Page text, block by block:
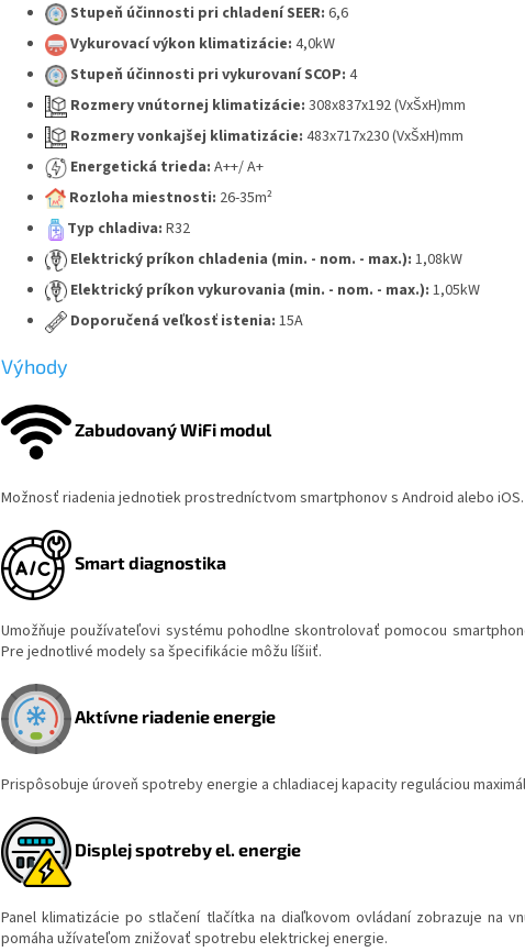
Stupeň účinnosti pri chladení SEER: 6,6
Vykurovací výkon klimatizácie: 4,0kW
Stupeň účinnosti pri vykurovaní SCOP: 4
Rozmery vnútornej klimatizácie: 308x837x192 (VxŠxH)mm
Rozmery vonkajšej klimatizácie: 483x717x230 (VxŠxH)mm
Energetická trieda: A++/ A+
Rozloha miestnosti: 26-35m²
Typ chladiva: R32
Elektrický príkon chladenia (min. - nom. - max.): 1,08kW
Elektrický príkon vykurovania (min. - nom. - max.): 1,05kW
Doporučená veľkosť istenia: 15A
Výhody
Zabudovaný WiFi modul
Možnosť riadenia jednotiek prostredníctvom smartphonov s Android alebo iOS.
Smart diagnostika
Umožňuje používateľovi systému pohodlne skontrolovať pomocou
Pre jednotlivé modely sa špecifikácie môžu líšiiť.
Aktívne riadenie energie
Prispôsobuje úroveň spotreby energie a chladiacej kapacity reguláciou
Displej spotreby el. energie
Panel klimatizácie po stlačení tlačítka na diaľkovom ovládaní zobrazuje na
pomáha užívateľom znižovať spotrebu elektrickej energie.